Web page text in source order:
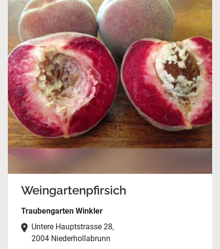
Weingartenpfirsich
Traubengarten Winkler
Untere Hauptstrasse 28,
2004 Niederhollabrunn